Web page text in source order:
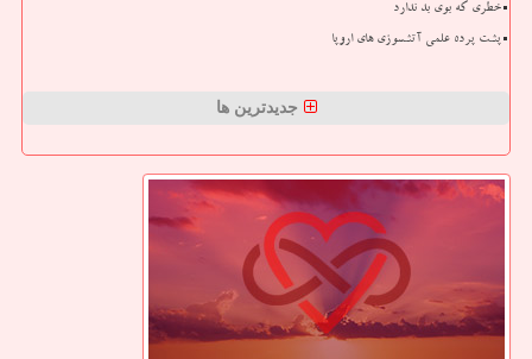
خطری که بوی بد ندارد
پشت پرده علمی آتشسوزی های اروپا
جدیدترین ها